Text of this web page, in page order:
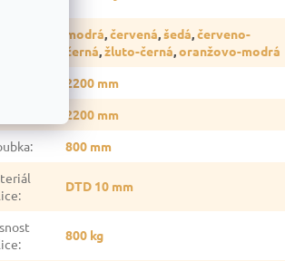
modrá,červená,šedá,červeno-
černá,žluto-černá,oranžovo-modrá
2200 mm
2200 mm
:
800 mm
:
DTD 10 mm
:
800 kg